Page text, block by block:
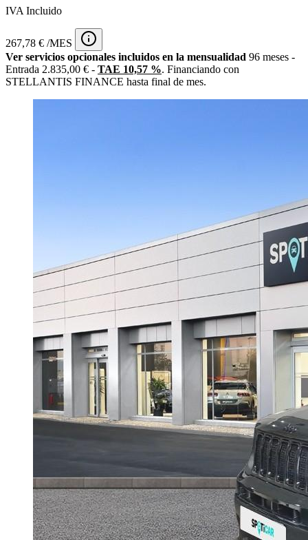
IVA Incluido
267,78 € /MES
Ver servicios opcionales incluidos en la mensualidad 96 meses -
Entrada 2.835,00 € - TAE 10,57 %. Financiando con
STELLANTIS FINANCE hasta final de mes.